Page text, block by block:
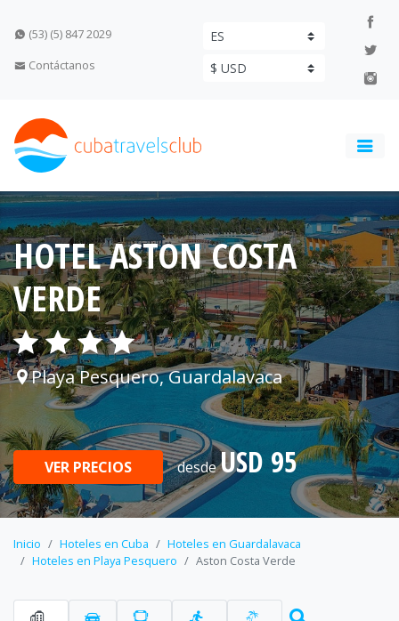
(53) (5) 847 2029
Contáctanos
HOTEL ASTON COSTA
VERDE
Playa Pesquero, Guardalavaca
VER PRECIOS desdeUSD 95
Inicio Hoteles en Cuba
Hoteles en Guardalavaca
Hoteles en Playa Pesquero
Aston Costa Verde